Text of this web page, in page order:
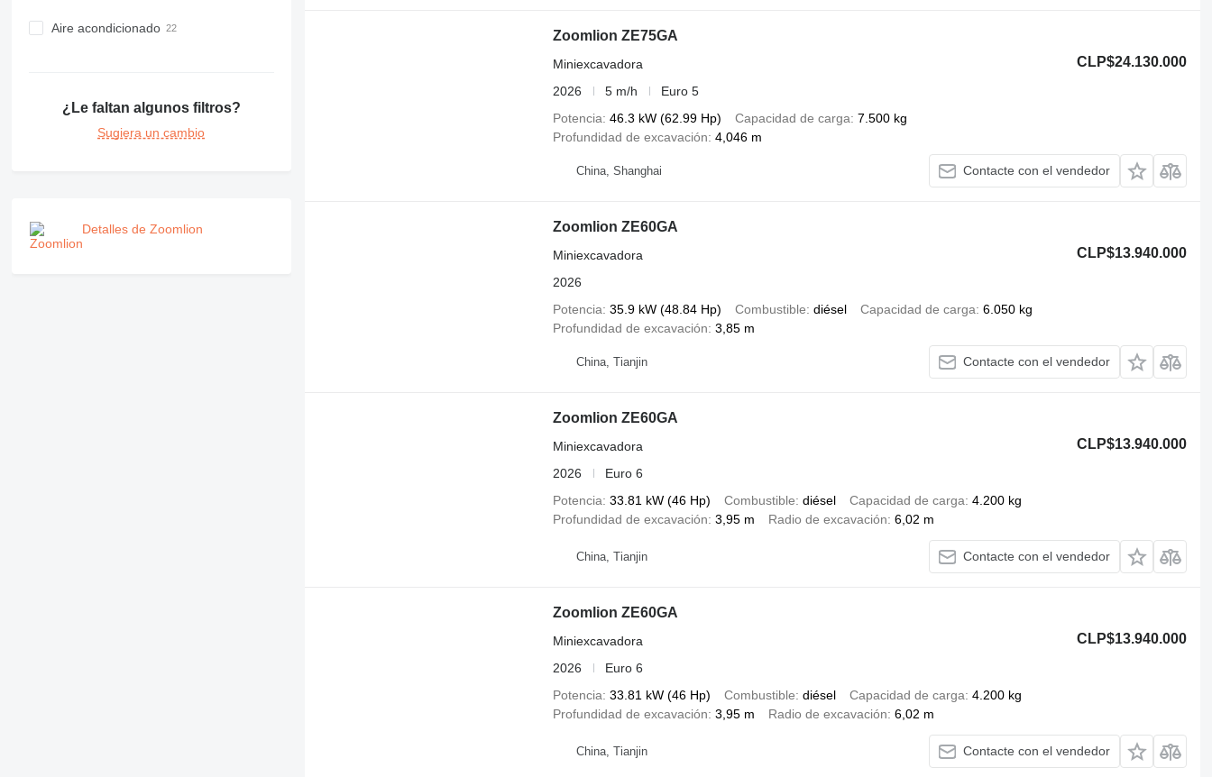
Aire acondicionado
¿Le faltan algunos filtros?
Sugiera un cambio
Detalles de Zoomlion
Zoomlion ZE75GA
CLP$24.130.000
Miniexcavadora
2026
5 m/h
Euro 5
Potencia 46.3 kW (62.99 Hp) Capacidad de carga 7.500 kg
Profundidad de excavación 4,046 m
China, Shanghai Contacte con el vendedor
Zoomlion ZE60GA
CLP$13.940.000
Miniexcavadora
2026
Potencia 35.9 kW (48.84 Hp) Combustible diésel Capacidad de carga 6.050 kg
Profundidad de excavación 3,85 m
China, Tianjin Contacte con el vendedor
Zoomlion ZE60GA
CLP$13.940.000
Miniexcavadora
2026
Euro 6
Potencia 33.81 kW (46 Hp) Combustible diésel Capacidad de carga 4.200 kg
Profundidad de excavación 3,95 m Radio de excavación 6,02 m
China, Tianjin Contacte con el vendedor
Zoomlion ZE60GA
CLP$13.940.000
Miniexcavadora
2026
Euro 6
Potencia 33.81 kW (46 Hp) Combustible diésel Capacidad de carga 4.200 kg
Profundidad de excavación 3,95 m Radio de excavación 6,02 m
China, Tianjin Contacte con el vendedor